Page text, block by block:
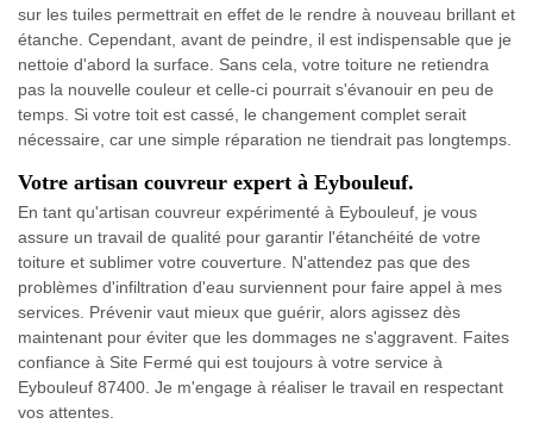
sur les tuiles permettrait en effet de le rendre à nouveau brillant et
étanche. Cependant, avant de peindre, il est indispensable que je
nettoie d'abord la surface. Sans cela, votre toiture ne retiendra
pas la nouvelle couleur et celle-ci pourrait s'évanouir en peu de
temps. Si votre toit est cassé, le changement complet serait
nécessaire, car une simple réparation ne tiendrait pas longtemps.
Votre artisan couvreur expert à Eybouleuf.
En tant qu'artisan couvreur expérimenté à Eybouleuf, je vous
assure un travail de qualité pour garantir l'étanchéité de votre
toiture et sublimer votre couverture. N'attendez pas que des
problèmes d'infiltration d'eau surviennent pour faire appel à mes
services. Prévenir vaut mieux que guérir, alors agissez dès
maintenant pour éviter que les dommages ne s'aggravent. Faites
confiance à Site Fermé qui est toujours à votre service à
Eybouleuf 87400. Je m'engage à réaliser le travail en respectant
vos attentes.